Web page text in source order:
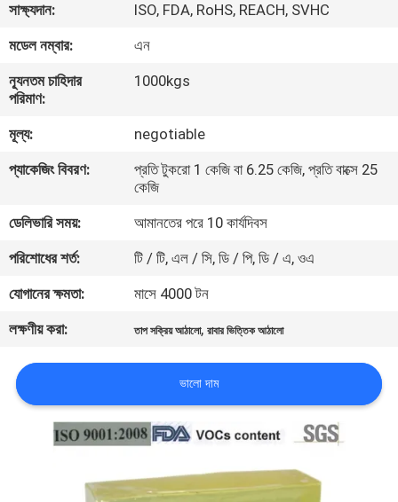
কারখানা
ভ্রমণ
নিয়ন্ত্রণ
সাথে
যোগাযোগ
করুন
মামলা
সাক্ষ্যদান:
ISO, FDA, RoHS, REACH, SVHC
মডেল নম্বার:
এন
ন্যূনতম চাহিদার
পরিমাণ:
1000kgs
মূল্য:
negotiable
প্যাকেজিং বিবরণ:
প্রতি টুকরো 1 কেজি বা 6.25 কেজি, প্রতি বাক্সে 25
কেজি
ডেলিভারি সময়:
আমানতের পরে 10 কার্যদিবস
পরিশোধের শর্ত:
টি / টি, এল / সি, ডি / পি, ডি / এ, ওএ
যোগানের ক্ষমতা:
মাসে 4000 টন
লক্ষণীয় করা:
তাপ সক্রিয় আঠালো,রাবার ভিত্তিক আঠালো
ভালো দাম